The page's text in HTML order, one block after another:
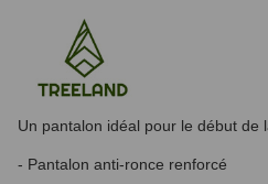
Un pantalon idéal pour le début de
- Pantalon anti-ronce renforcé